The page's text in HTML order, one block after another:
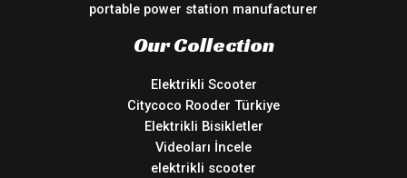
portable power station manufacturer
Our Collection
Elektrikli Scooter
Citycoco Rooder Türkiye
Elektrikli Bisikletler
Videoları İncele
elektrikli scooter